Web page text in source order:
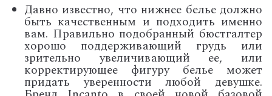
Давно известно, что нижнее белье должно
быть качественным и подходить именно
вам. Правильно подобранный бюстгалтер
хорошо поддерживающий грудь или
зрительно увеличивающий ее, или
корректирующее фигуру белье может
придать уверенности любой девушке.